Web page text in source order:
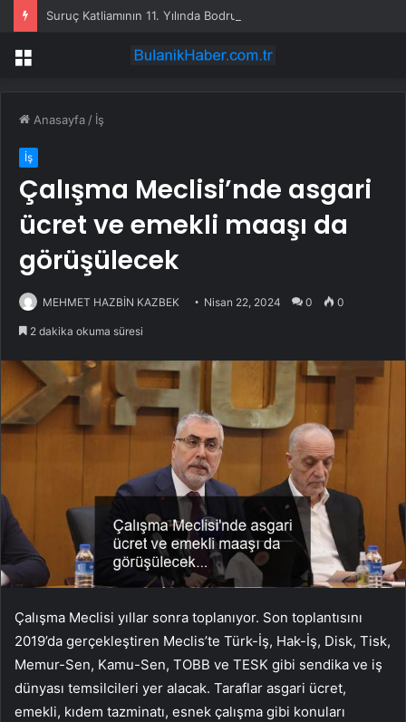
Menü
Anasayfa / İş
İş
Çalışma Meclisi’nde asgari
ücret ve emekli maaşı da
görüşülecek
MEHMET HAZBİN KAZBEK Nisan 22, 2024 0 0
2 dakika okuma süresi
Çalışma Meclisi yıllar sonra toplanıyor. Son toplantısını
2019’da gerçekleştiren Meclis’te Türk-İş, Hak-İş, Disk, Tisk,
Memur-Sen, Kamu-Sen, TOBB ve TESK gibi sendika ve iş
dünyası temsilcileri yer alacak. Taraflar asgari ücret,
emekli, kıdem tazminatı, esnek çalışma gibi konuları